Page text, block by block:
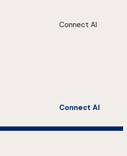
Connect AI
Connect AI